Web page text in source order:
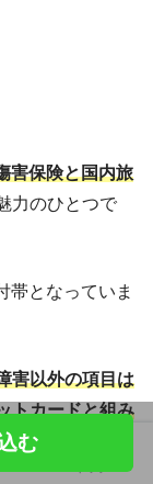
％ 2.0％
害保険と国内旅
力のひとつで
帯となっていま
害以外の項目は
トカードと組み
ドです。
む